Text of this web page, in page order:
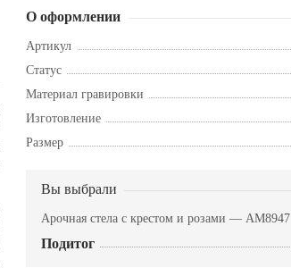
О оформлении
Артикул
Статус
Материал гравировки
Изготовление
Размер
Вы выбрали
Арочная стела с крестом и розами — AM8947
Подитог